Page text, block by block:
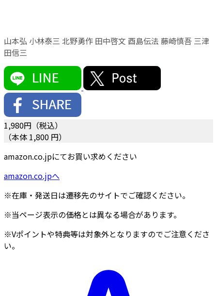
山本弘 小林泰三 北野勇作 田中啓文 酉島伝法 藤崎慎吾 三津
田信三
1,980円（税込）
（本体 1,800 円）
amazon.co.jpにてお買い求めください
amazon.co.jpへ
※在庫・発送日は遷移先のサイトでご確認ください。
※当ページ表示の価格とは異なる場合があります。
※Vポイントや特典等は対象外となりますのでご注意くださ
い。